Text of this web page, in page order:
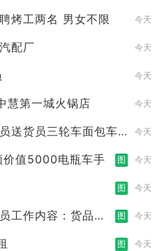
烤工两名 男女不限 今天
配厂 今天
今天
慧第一城火锅店 今天
送货员三轮车面包车
今天
价值5000电瓶车手 图 今天
图 今天
工作内容：货品分
图 今天
图 今天